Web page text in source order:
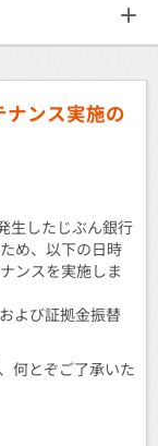
ンス実施の
生したじぶん銀行
め、以下の日時
ンスを実施しま
よび証拠金振替
何とぞご了承いた